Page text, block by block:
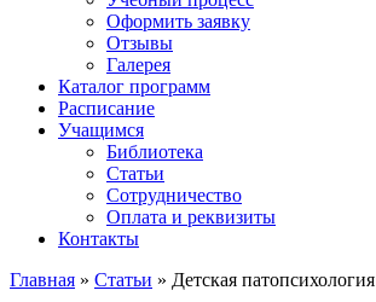
Оформить заявку
Отзывы
Галерея
Каталог программ
Расписание
Учащимся
Библиотека
Статьи
Сотрудничество
Оплата и реквизиты
Контакты
Главная » Статьи » Детская патопсихология